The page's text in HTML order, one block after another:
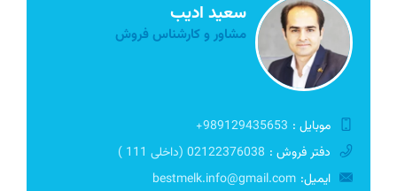
سعید ادیب
مشاور و کارشناس فروش
موبایل : 989129435653+
دفتر فروش : 02122376038 (داخلی 111 )
ایمیل: bestmelk.info@gmail.com